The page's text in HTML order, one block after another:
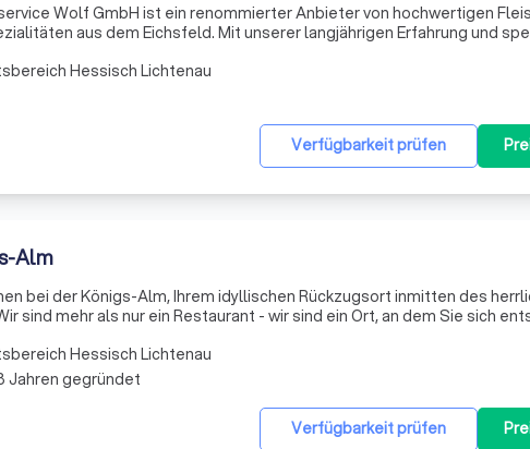
Wolf GmbH ist ein renommierter Anbieter von hochwertigen
aus dem Eichsfeld. Mit unserer langjährigen Erfahrung und
wie der Eichsfelde
Verfügbarkeit prüfen
Hessisch Lichtenau
Alm
bei der Königs-Alm, Ihrem idyllischen Rückzugsort inmitten des
sind mehr als nur ein Restaurant - wir sind ein Ort, an dem Sie sich
Verfügbarkeit prüfen
Hessisch Lichtenau
Jahren gegründet